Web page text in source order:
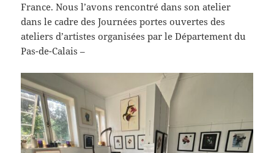
France. Nous l’avons rencontré dans son atelier
dans le cadre des Journées portes ouvertes des
ateliers d’artistes organisées par le Département du
Pas-de-Calais –